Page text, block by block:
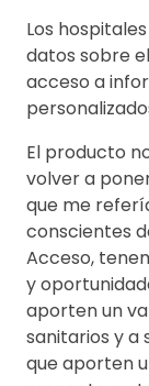
Los
datos sobre
acceso a
El producto
volver a
que me
conscientes
Acceso,
y
aporten un
sanitarios y a
que aporten